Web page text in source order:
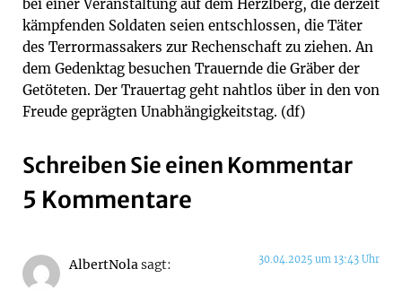
bei einer Veranstaltung auf dem Herzlberg, die derzeit
kämpfenden Soldaten seien entschlossen, die Täter
des Terrormassakers zur Rechenschaft zu ziehen. An
dem Gedenktag besuchen Trauernde die Gräber der
Getöteten. Der Trauertag geht nahtlos über in den von
Freude geprägten Unabhängigkeitstag. (df)
Schreiben Sie einen Kommentar
5 Kommentare
AlbertNolasagt: 30.04.2025 um 13:43 Uhr